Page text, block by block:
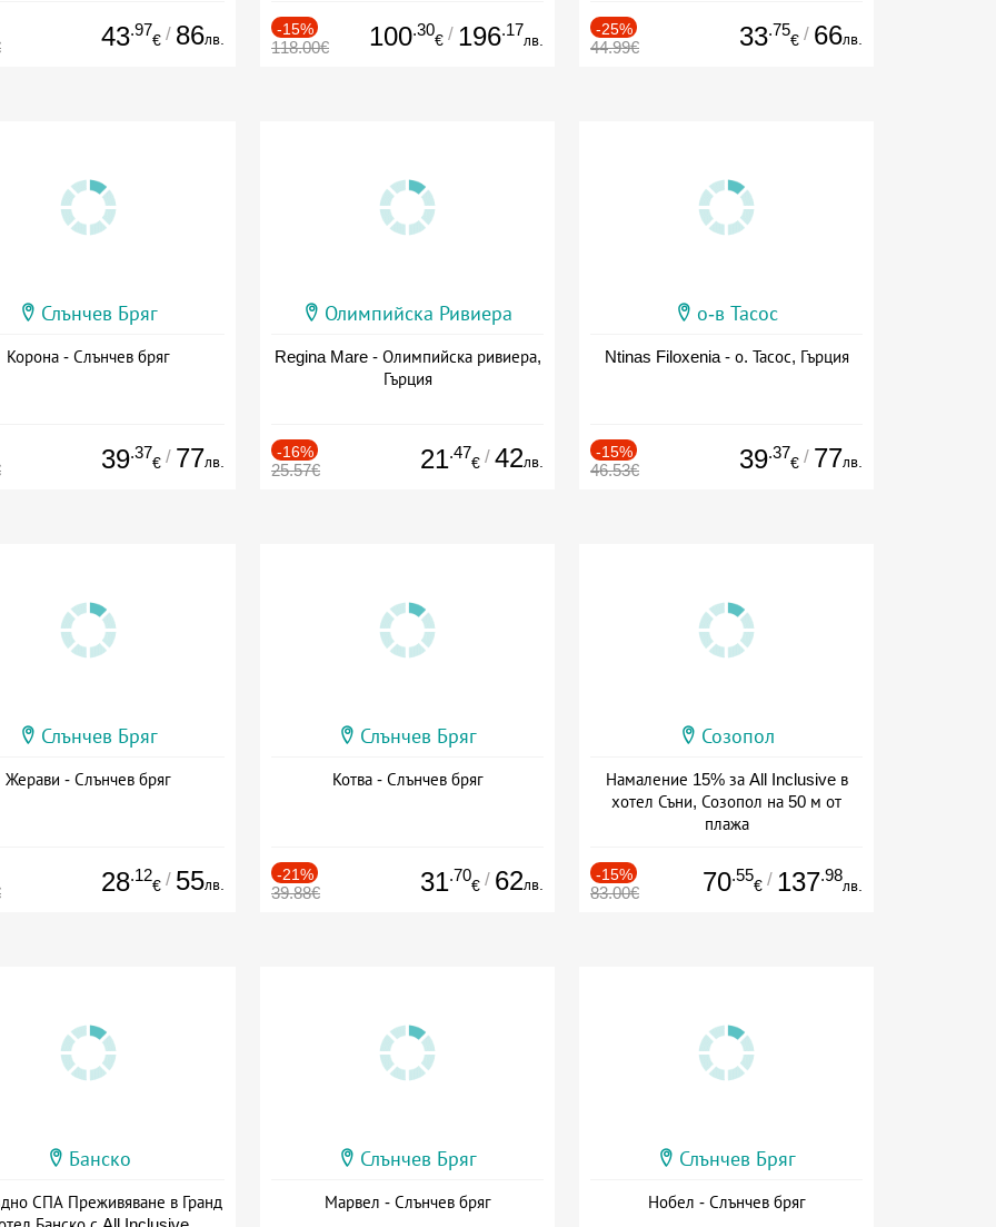
43.97
€ / 86лв.
-15%
118.00€ 100.30
€ / 196.17
лв.
-25%
44.99€ 33.75
€ / 66лв.
Слънчев Бряг
Корона - Слънчев бряг
39.37
€ / 77лв.
Олимпийска Ривиера
Regina Mare - Олимпийска ривиера,
Гърция
-16%
25.57€ 21.47
€ / 42лв.
о-в Тасос
Ntinas Filoxenia - о. Тасос, Гърция
-15%
46.53€ 39.37
€ / 77лв.
Слънчев Бряг
Жерави - Слънчев бряг
28.12
€ / 55лв.
Слънчев Бряг
Котва - Слънчев бряг
-21%
39.88€ 31.70
€ / 62лв.
Созопол
Намаление 15% за All Inclusive в
хотел Съни, Созопол на 50 м от
плажа
-15%
83.00€ 70.55
€ / 137.98
лв.
Банско
СПА Преживяване в Гранд
Слънчев Бряг
Марвел - Слънчев бряг
Слънчев Бряг
Нобел - Слънчев бряг